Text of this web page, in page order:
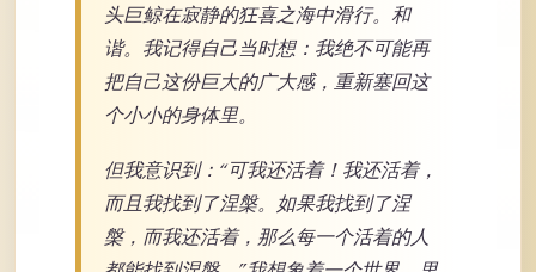
头巨鲸在寂静的狂喜之海中滑行。和
谐。我记得自己当时想：我绝不可能再
把自己这份巨大的广大感，重新塞回这
个小小的身体里。
但我意识到：“可我还活着！我还活着，
而且我找到了涅槃。如果我找到了涅
槃，而我还活着，那么每一个活着的人